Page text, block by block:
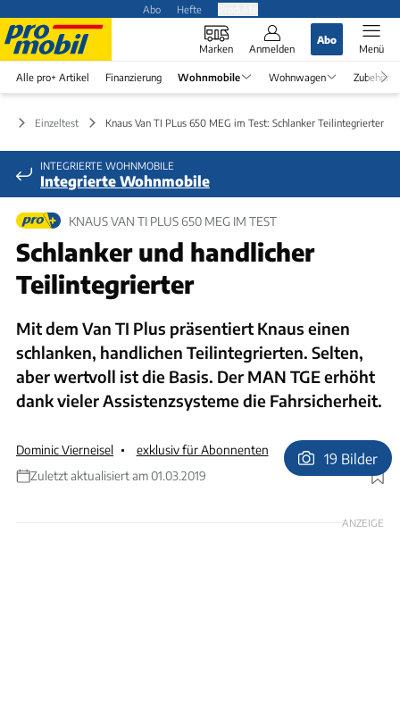
Abo Hefte
Marken Anmelden
Abo
Menü
Alle pro+ Artikel Finanzierung Wohnmobile Wohnwagen Zubehör
Einzeltest Knaus Van TI PLus 650 MEG im Test: Schlanker Teilintegrierter
INTEGRIERTE WOHNMOBILE
Integrierte Wohnmobile
KNAUS VAN TI PLUS 650 MEG IM TEST
Schlanker und handlicher
Teilintegrierter
Mit dem Van TI Plus präsentiert Knaus einen
schlanken, handlichen Teilintegrierten. Selten,
aber wertvoll ist die Basis. Der MAN TGE erhöht
dank vieler Assistenzsysteme die Fahrsicherheit.
Dominic Vierneisel
exklusiv für Abonnenten
Zuletzt aktualisiert am 01.03.2019
Foto: Christian Haasz
19 Bilder
ANZEIGE